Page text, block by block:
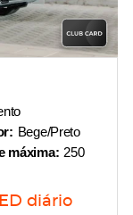
Bege/Preto
máxima: 250
diário